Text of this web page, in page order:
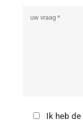
Ik heb de